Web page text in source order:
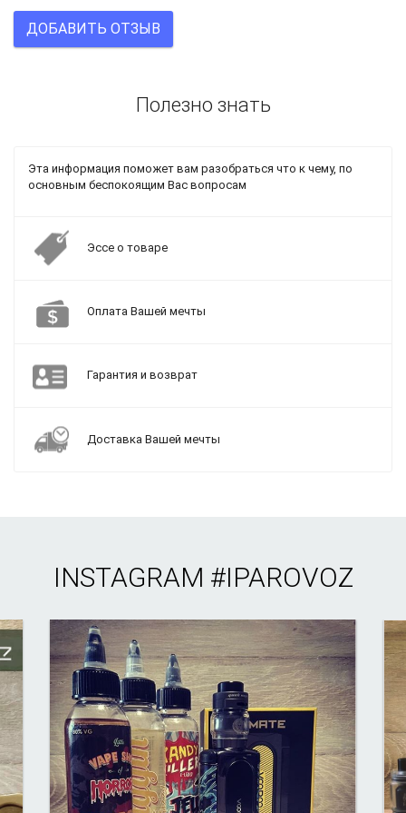
ДОБАВИТЬ ОТЗЫВ
Полезно знать
Эта информация поможет вам разобраться что к чему, по
основным беспокоящим Вас вопросам
Эссе о товаре
Оплата Вашей мечты
Гарантия и возврат
Доставка Вашей мечты
INSTAGRAM #IPAROVOZ